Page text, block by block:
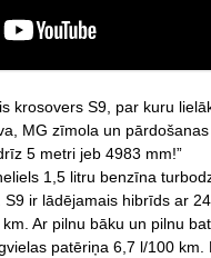
krosovers S9, par kuru
MG zīmola un
5 metri jeb 4983 mm!”
1,5 litru benzīna
ir lādējamais hibrīds ar
Ar pilnu bāku un pilnu
patēriņa 6,7 l/100